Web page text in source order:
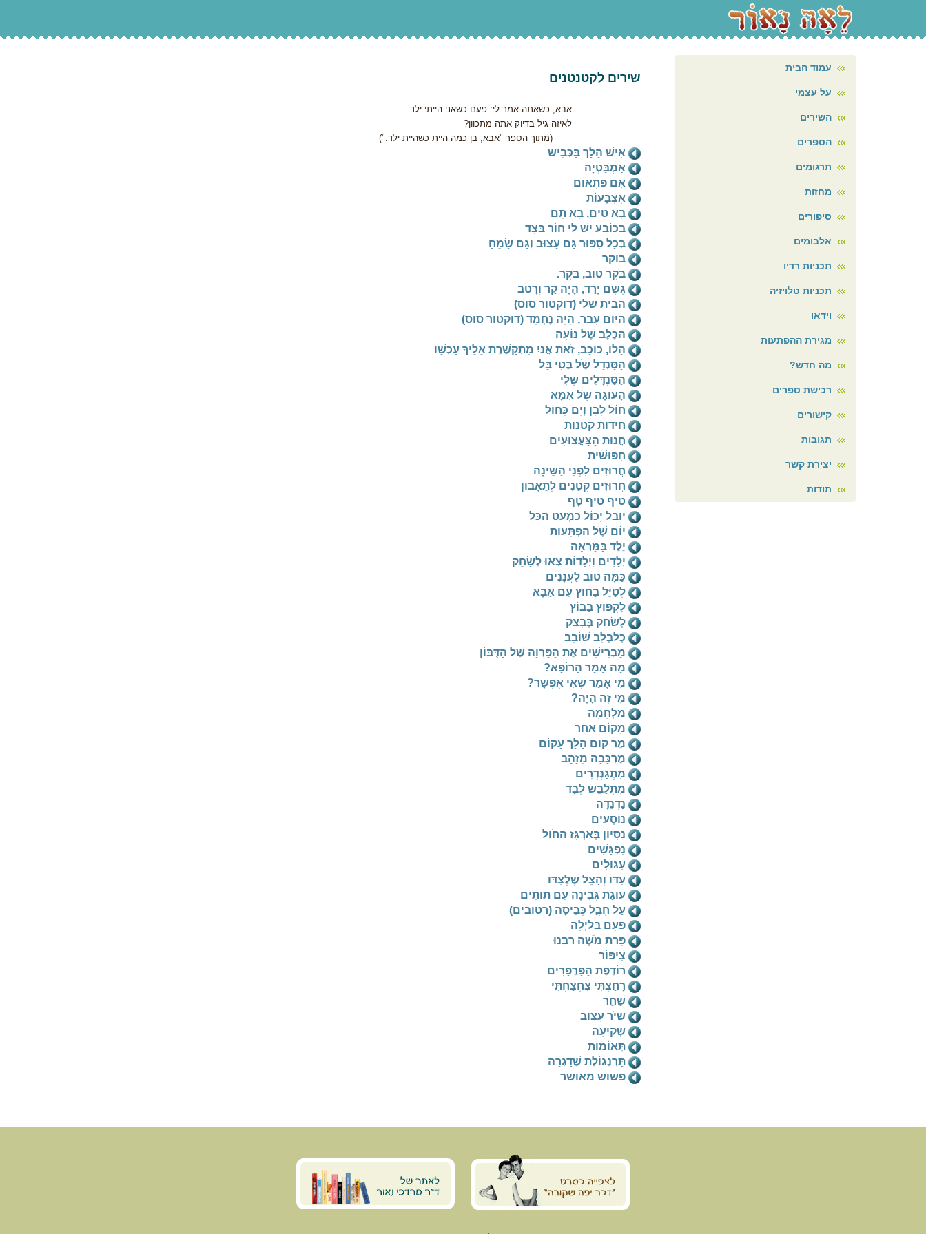
שירים לקטנטנים
אבא, כשאתה אמר לי: פעם כשאני הייתי ילד...
לאיזה גיל בדיוק אתה מתכוון?
(מתוך הספר "אבא, בן כמה היית כשהיית ילד.")
אִישׁ הָלַך בַּכְּבִיש
אַמְבַּטְיָה
אִם פּתְאוֹם
אֶצְבָּעוֹת
בָּא טִים, בָּא תָּם
בַכּוֹבַע יֵשׁ לִי חוֹר בַּצָד
בְּכָל סִפּוּר גַּם עָצוּב וְגַם שָׂמֵחַ
בוקר
בֹּקֶר טוֹב, בֹּקֶר.
גֶשֶׁם יָרַד, הָיָה קַר וְרָטֹב
הבית שלי (דוקטור סוס)
הַיּוֹם עָבַר, הָיָה נֶחְמָד (דוקטור סוס)
הַכֶּלֶב שֶׁל נוֹעָה
הַלוֹ, כּוֹכָב, זֹאת אֲניִ מִתְקַשֶׁרֶת אֵלֵיךָ עַכְשָׁו
הַסַּנְדָל שֶֹל בֶּטִי בַּל
הַסַּנְדָּלִים שֶׁלִּי
הָעוּגָה שֶׁל אִמָּא
חוֹל לָבָן וְיָם כָּחוֹל
חידות קטנות
חֲנוּת הַצַּעֲצוּעִים
חִפּוּשׁית
חֲרוּזִים לִפְנֵי הַשֵּׁינָה
חֲרוּזִים קְטַנִים לְתֵאָבוֹן
טיף טיף טָף
יובַל יָכוֹל כִּמְעַט הַכּל
יוֹם שֶׁל הַפְתָּעוֹת
יֶלֶד בַּמַּרְאָה
יְלָדִים וִיְלָדוֹת צְאוּ לְשַׂחֵק
כַּמָּה טוֹב לַעֲנָנִים
לְטַיֵּל בַּחוּץ עִם אַבָּא
לִקְפּוֹץ בַּבּוֹץ
לְשַׂחֵק בְּבָצֵק
כְּלַבְלָב שׁוֹבָב
מַבְרִישִׁים אֶת הַפַּרְוָה שֶׁל הַדֻּבּוֹן
מַה אָמַר הָרוֹפַא?
מִי אָמַר שֶׁאִי אֶפְשָׁר?
מִי זֶה הָיָה?
מִלְחָמָה
מָקוֹם אַחֵר
מֶר קום הָלַך עָקוֹם
מֶרְכָּבָה מִזָהָב
מִתְגַנְדְרִים
מִתְלַבֵּשׁ לְבַד
נַדְנֵדָה
נוֹסְעִים
נִסָּיוֹן בְּאַרְגָּז הַחֹול
נִפְגָּשִׁים
עִגּוּלִים
עִדּוֹ וְהַצֵּל שֶׁלְצִדּוֹ
עוּגַת גְּבִינָה עִם תּוּתִים
עַל חֶבֶַל כְּבִיסָה (רטובים)
פַּעָם בַּלַיְלָה
פָּרַת מֹשֶׁה רַבֵּנוּ
צִיפּוֹר
רוֹדֶפֶת הַפַּרֱפָּרִים
רָחַצְתִּי צִחְצַחְתִּי
שַׁחַר
שיִׁר עָצוּב
שְקִיעָה
תְּאוֹמוֹת
תַּרְנְגוֹלֶת שֶׁדָגְרָה
פשוש מאושר
עמוד הבית
על עצמי
השירים
הספרים
תרגומים
מחזות
סיפורים
אלבומים
תכניות רדיו
תכניות טלויזיה
וידאו
מגירת ההפתעות
מה חדש?
רכישת ספרים
קישורים
תגובות
יצירת קשר
תודות